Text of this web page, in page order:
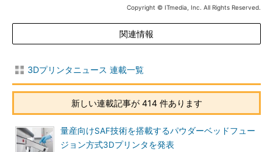
Copyright © ITmedia, Inc. All Rights Reserved.
関連情報
3Dプリンタニュース 連載一覧
新しい連載記事が 414 件あります
量産向けSAF技術を搭載するパウダーベッドフュー
ジョン方式3Dプリンタを発表